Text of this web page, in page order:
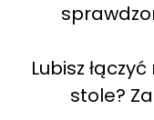
Lubisz
stole?